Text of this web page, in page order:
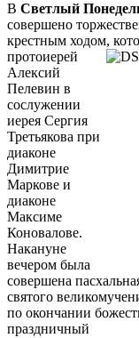
В Светлый
совершено
крестным ходом,
протоиерей
Алексий
Пелевин в
сослужении
иерея Сергия
Третьякова при
диаконе
Димитрие
Маркове и
диаконе
Максиме
Коновалове.
Накануне
вечером была
совершена
святого
по окончании
праздничный